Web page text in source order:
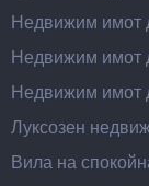
Недвижим имот
Недвижим имот
Недвижим имот
Луксозен
Вила на